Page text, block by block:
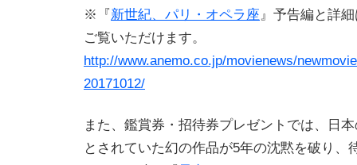
※『新世紀、パリ・オペラ座 』予告編と詳
ご覧いただけます。
http://www.anemo.co.jp/movienews/
20171012/
また、鑑賞券・招待券プレゼントでは、日
とされていた幻の作品が5年の沈黙を破り、